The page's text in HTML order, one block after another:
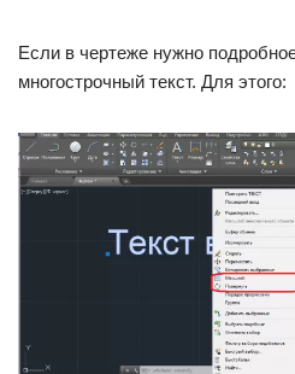
Если в чертеже нужно
многострочный текст. Для этого: